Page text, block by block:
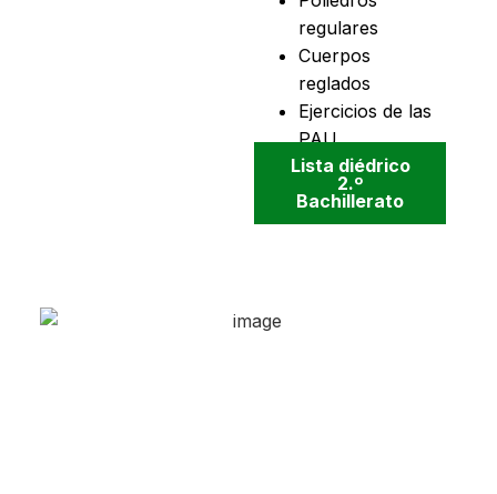
regulares
Cuerpos
reglados
Ejercicios de las
PAU
Lista diédrico
2.º
Bachillerato